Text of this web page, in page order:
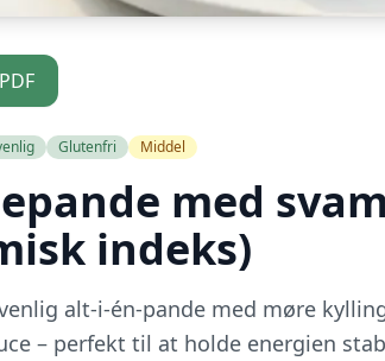
Glutenfri Middel
med
indeks)
alt-i-én-pande med møre
– perfekt til at holde energien